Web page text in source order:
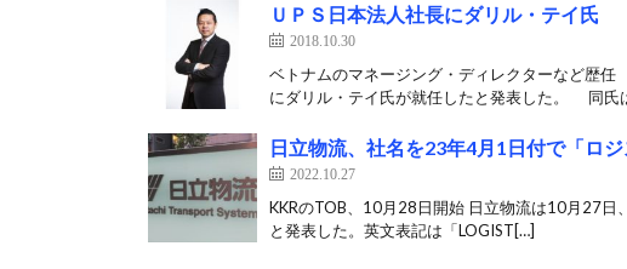
ＵＰＳ日本法人社長にダリル・テイ氏
2018.10.30
ベトナムのマネージング・ディレクターなど歴
にダリル・テイ氏が就任したと発表した。 同氏
日立物流、社名を23年4月1日付で「ロ
2022.10.27
KKRのTOB、10月28日開始 日立物流は10月27
と発表した。英文表記は「LOGIST[…]